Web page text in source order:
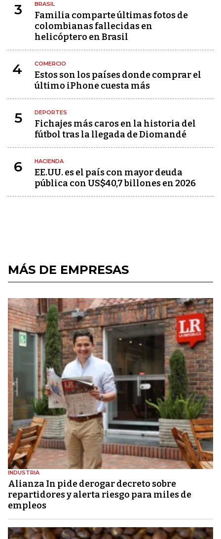
3 BRASIL
Familia comparte últimas fotos de
colombianas fallecidas en
helicóptero en Brasil
4 COMERCIO
Estos son los países donde comprar el
último iPhone cuesta más
5 DEPORTES
Fichajes más caros en la historia del
fútbol tras la llegada de Diomandé
6 HACIENDA
EE.UU. es el país con mayor deuda
pública con US$40,7 billones en 2026
MÁS DE EMPRESAS
INDUSTRIA
Alianza In pide derogar decreto sobre
repartidores y alerta riesgo para miles de
empleos